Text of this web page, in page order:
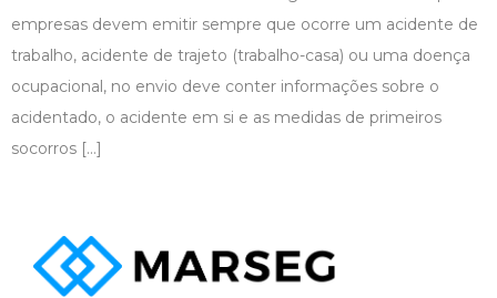
empresas devem emitir sempre que ocorre um acidente de
trabalho, acidente de trajeto (trabalho-casa) ou uma doença
ocupacional, no envio deve conter informações sobre o
acidentado, o acidente em si e as medidas de primeiros
socorros […]